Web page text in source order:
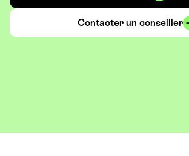
Contacter un conseiller